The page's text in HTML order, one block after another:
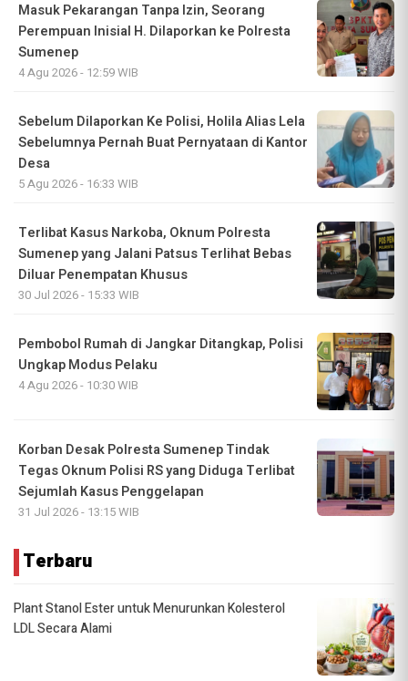
Masuk Pekarangan Tanpa Izin, Seorang
Perempuan Inisial H. Dilaporkan ke Polresta
Sumenep
4 Agu 2026 - 12:59 WIB
Sebelum Dilaporkan Ke Polisi, Holila Alias Lela
Sebelumnya Pernah Buat Pernyataan di Kantor
Desa
5 Agu 2026 - 16:33 WIB
Terlibat Kasus Narkoba, Oknum Polresta
Sumenep yang Jalani Patsus Terlihat Bebas
Diluar Penempatan Khusus
30 Jul 2026 - 15:33 WIB
Pembobol Rumah di Jangkar Ditangkap, Polisi
Ungkap Modus Pelaku
4 Agu 2026 - 10:30 WIB
Korban Desak Polresta Sumenep Tindak
Tegas Oknum Polisi RS yang Diduga Terlibat
Sejumlah Kasus Penggelapan
31 Jul 2026 - 13:15 WIB
Terbaru
Plant Stanol Ester untuk Menurunkan Kolesterol
LDL Secara Alami